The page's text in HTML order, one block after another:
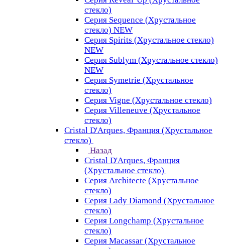
стекло)
Серия Sequence (Хрустальное
стекло) NEW
Серия Spirits (Хрустальное стекло)
NEW
Серия Sublym (Хрустальное стекло)
NEW
Серия Symetrie (Хрустальное
стекло)
Серия Vigne (Хрустальное стекло)
Серия Villeneuve (Хрустальное
стекло)
Cristal D'Arques, Франция (Хрустальное
стекло)
Назад
Cristal D'Arques, Франция
(Хрустальное стекло)
Серия Architecte (Хрустальное
стекло)
Серия Lady Diamond (Хрустальное
стекло)
Серия Longchamp (Хрустальное
стекло)
Серия Macassar (Хрустальное